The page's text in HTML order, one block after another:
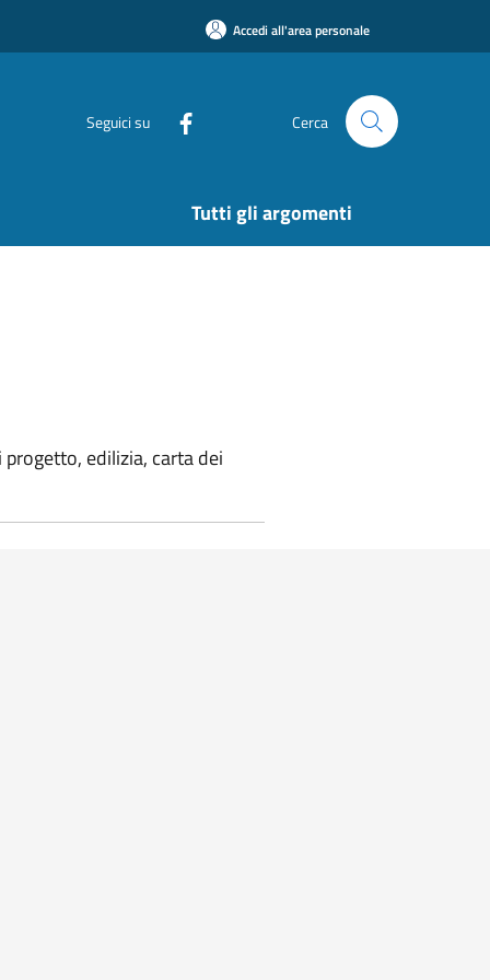
Accedi all'area personale
Seguici su Cerca
Tutti gli argomenti
edilizia, carta dei